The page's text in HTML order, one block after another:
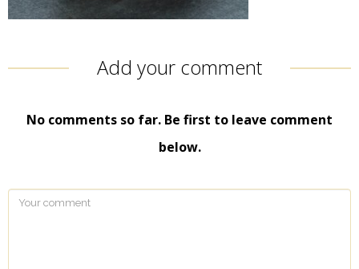
Add your comment
No comments so far. Be first to leave comment
below.